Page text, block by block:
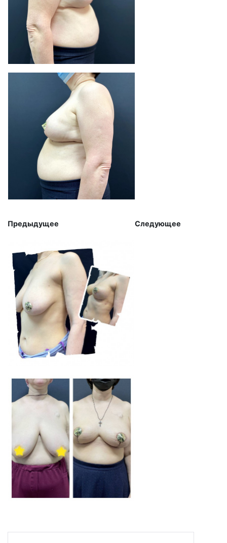
Предыдущее Следующее